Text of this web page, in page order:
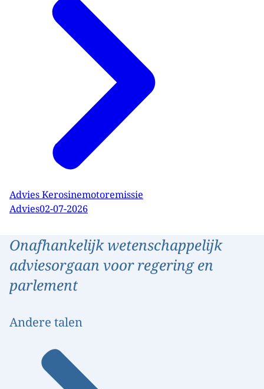
Advies Kerosinemotoremissie
Advies02-07-2026
Onafhankelijk wetenschappelijk
adviesorgaan voor regering en
parlement
Andere talen